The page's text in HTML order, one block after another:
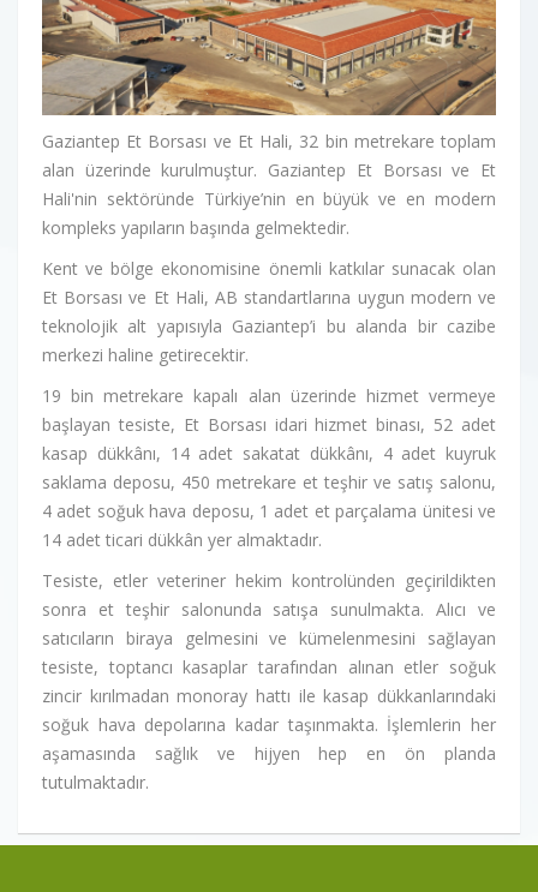
Gaziantep Et Borsası ve Et Hali, 32 bin metrekare toplam
alan üzerinde kurulmuştur. Gaziantep Et Borsası ve Et
Hali'nin sektöründe Türkiye’nin en büyük ve en modern
kompleks yapıların başında gelmektedir.
Kent ve bölge ekonomisine önemli katkılar sunacak olan
Et Borsası ve Et Hali, AB standartlarına uygun modern ve
teknolojik alt yapısıyla Gaziantep’i bu alanda bir cazibe
merkezi haline getirecektir.
19 bin metrekare kapalı alan üzerinde hizmet vermeye
başlayan tesiste, Et Borsası idari hizmet binası, 52 adet
kasap dükkânı, 14 adet sakatat dükkânı, 4 adet kuyruk
saklama deposu, 450 metrekare et teşhir ve satış salonu,
4 adet soğuk hava deposu, 1 adet et parçalama ünitesi ve
14 adet ticari dükkân yer almaktadır.
Tesiste, etler veteriner hekim kontrolünden geçirildikten
sonra et teşhir salonunda satışa sunulmakta. Alıcı ve
satıcıların biraya gelmesini ve kümelenmesini sağlayan
tesiste, toptancı kasaplar tarafından alınan etler soğuk
zincir kırılmadan monoray hattı ile kasap dükkanlarındaki
soğuk hava depolarına kadar taşınmakta. İşlemlerin her
aşamasında sağlık ve hijyen hep en ön planda
tutulmaktadır.